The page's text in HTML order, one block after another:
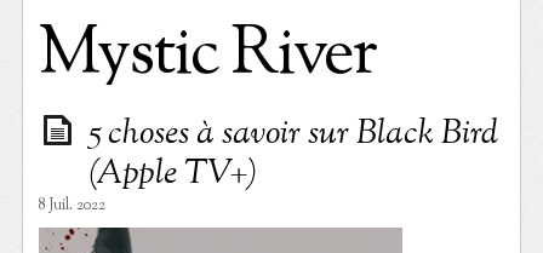
Mystic River
5 choses à savoir sur Black Bird
(Apple TV+)
8 Juil. 2022